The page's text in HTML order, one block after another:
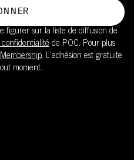
figurer sur la liste de diffusion de
confidentialité de POC. Pour plus
. L'adhésion est gratuite
moment.